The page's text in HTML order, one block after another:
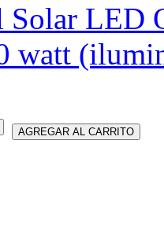
LED
watt